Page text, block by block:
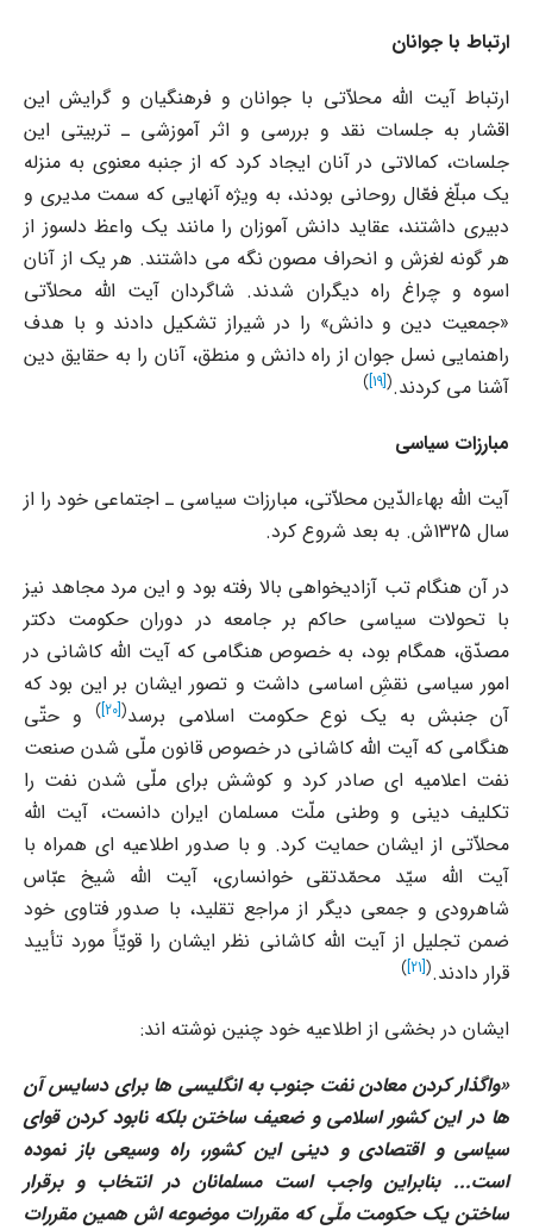
ارتباط با جوانان
ارتباط آیت الله محلاّتى با جوانان و فرهنگیان و گرایش این
اقشار به جلسات نقد و بررسى و اثر آموزشى ـ تربیتى این
جلسات، کمالاتى در آنان ایجاد کرد که از جنبه معنوى به منزله
یک مبلّغ فعّال روحانى بودند، به ویژه آنهایى که سمت مدیرى و
دبیرى داشتند، عقاید دانش آموزان را مانند یک واعظ دلسوز از
هر گونه لغزش و انحراف مصون نگه مى داشتند. هر یک از آنان
اسوه و چراغ راه دیگران شدند. شاگردان آیت الله محلاّتى
«جمعیت دین و دانش» را در شیراز تشکیل دادند و با هدف
راهنمایى نسل جوان از راه دانش و منطق، آنان را به حقایق دین
آشنا مى کردند.(
[19]
)
مبارزات سیاسى
آیت الله بهاءالدّین محلاّتى، مبارزات سیاسى ـ اجتماعى خود را از
سال 1325ش. به بعد شروع کرد.
در آن هنگام تب آزادیخواهى بالا رفته بود و این مرد مجاهد نیز
با تحولات سیاسى حاکم بر جامعه در دوران حکومت دکتر
مصدّق، همگام بود، به خصوص هنگامى که آیت الله کاشانى در
امور سیاسى نقشِ اساسى داشت و تصور ایشان بر این بود که
آن جنبش به یک نوع حکومت اسلامى برسد(
[20]
)
و حتّى
هنگامى که آیت الله کاشانى در خصوص قانون ملّى شدن صنعت
نفت اعلامیه اى صادر کرد و کوشش براى ملّى شدن نفت را
تکلیف دینى و وطنى ملّت مسلمان ایران دانست، آیت الله
محلاّتى از ایشان حمایت کرد. و با صدور اطلاعیه اى همراه با
آیت الله سیّد محمّدتقى خوانسارى، آیت الله شیخ عبّاس
شاهرودى و جمعى دیگر از مراجع تقلید، با صدور فتاوى خود
ضمن تجلیل از آیت الله کاشانى نظر ایشان را قویّاً مورد تأیید
قرار دادند.(
[21]
)
ایشان در بخشى از اطلاعیه خود چنین نوشته اند:
«واگذار کردن معادن نفت جنوب به انگلیسى ها براى دسایس آن
ها در این کشور اسلامى و ضعیف ساختن بلکه نابود کردن قواى
سیاسى و اقتصادى و دینى این کشور، راه وسیعى باز نموده
است... بنابراین واجب است مسلمانان در انتخاب و برقرار
ساختن یک حکومت ملّى که مقررات موضوعه اش همین مقررات